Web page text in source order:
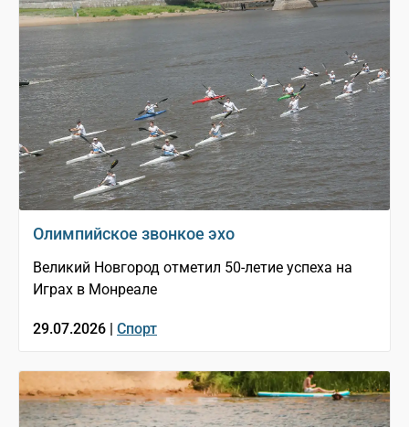
Олимпийское звонкое эхо
Великий Новгород отметил 50-летие успеха на
Играх в Монреале
29.07.2026 | Спорт